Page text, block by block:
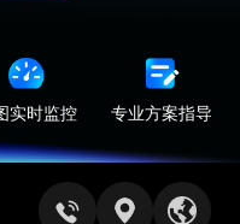
实时监控 专业方案指导